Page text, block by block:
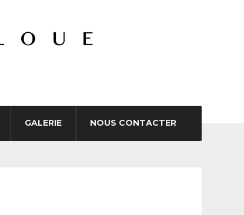
GALERIE NOUS CONTACTER